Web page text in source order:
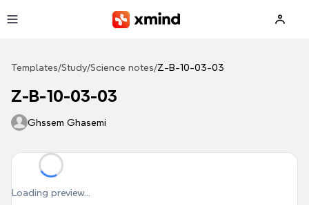
Templates/Study/Science notes/Z-B-10-03-03
Z-B-10-03-03
Ghssem Ghasemi
Loading preview...